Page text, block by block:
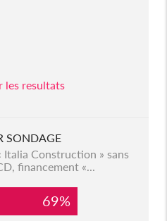
les resultats
SONDAGE
Italia Construction » sans
financement «...
69%